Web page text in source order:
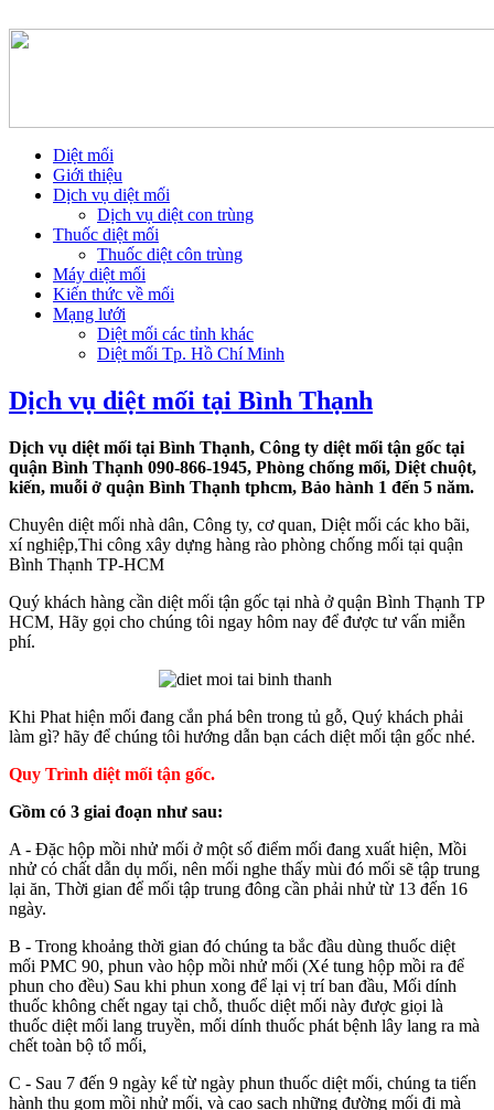
Diệt mối
Giới thiệu
Dịch vụ diệt mối
Dịch vụ diệt con trùng
Thuốc diệt mối
Thuốc diệt côn trùng
Máy diệt mối
Kiến thức về mối
Mạng lưới
Diệt mối các tỉnh khác
Diệt mối Tp. Hồ Chí Minh
Dịch vụ diệt mối tại Bình Thạnh
Dịch vụ diệt mối tại Bình Thạnh, Công ty diệt mối tận gốc tại
quận Bình Thạnh 090-866-1945, Phòng chống mối, Diệt chuột,
kiến, muỗi ở quận Bình Thạnh tphcm, Bảo hành 1 đến 5 năm.
Chuyên diệt mối nhà dân, Công ty, cơ quan, Diệt mối các kho bãi,
xí nghiệp,Thi công xây dựng hàng rào phòng chống mối tại quận
Bình Thạnh TP-HCM
Quý khách hàng cần diệt mối tận gốc tại nhà ở quận Bình Thạnh TP
HCM, Hãy gọi cho chúng tôi ngay hôm nay để được tư vấn miễn
phí.
Khi Phat hiện mối đang cắn phá bên trong tủ gỗ, Quý khách phải
làm gì? hãy để chúng tôi hướng dẫn bạn cách diệt mối tận gốc nhé.
Quy Trình diệt mối tận gốc.
Gồm có 3 giai đoạn như sau:
A - Đặc hộp mồi nhử mối ở một số điểm mối đang xuất hiện, Mồi
nhử có chất dẫn dụ mối, nên mối nghe thấy mùi đó mối sẽ tập trung
lại ăn, Thời gian để mối tập trung đông cần phải nhử từ 13 đến 16
ngày.
B - Trong khoảng thời gian đó chúng ta bắc đầu dùng thuốc diệt
mối PMC 90, phun vào hộp mồi nhử mối (Xé tung hộp mồi ra để
phun cho đều) Sau khi phun xong để lại vị trí ban đầu, Mối dính
thuốc không chết ngay tại chỗ, thuốc diệt mối này được giọi là
thuốc diệt mối lang truyền, mối dính thuốc phát bệnh lây lang ra mà
chết toàn bộ tổ mối,
C - Sau 7 đến 9 ngày kể từ ngày phun thuốc diệt mối, chúng ta tiến
hành thu gom mồi nhử mối, và cạo sạch những đường mối đi mà